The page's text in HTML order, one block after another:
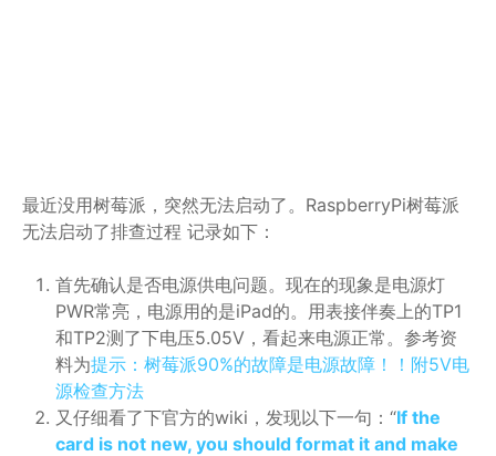
最近没用树莓派，突然无法启动了。RaspberryPi树莓派
无法启动了排查过程 记录如下：
首先确认是否电源供电问题。现在的现象是电源灯
PWR常亮，电源用的是iPad的。用表接伴奏上的TP1
和TP2测了下电压5.05V，看起来电源正常。参考资
料为提示：树莓派90%的故障是电源故障！！附5V电
源检查方法
又仔细看了下官方的wiki，发现以下一句：“If the
card is not new, you should format it and make